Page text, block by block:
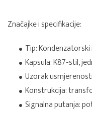
Značajke i specifikacije:
Tip:
Kapsula: K87-stil,
Uzorak
Konstrukcija:
Signalna putanja: